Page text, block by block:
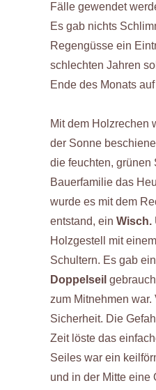
Fälle gewendet
Es gab nichts
Regengüsse ein
schlechten Jahren
Ende des Monats
Mit dem Holzrechen
der Sonne
die feuchten, grünen
Bauerfamilie das
wurde es mit dem
entstand, ein Wisch.
Holzgestell mit
Schultern. Es gab
Doppelseil
zum Mitnehmen
Sicherheit. Die
Zeit löste das
Seiles war ein
und in der Mitte eine